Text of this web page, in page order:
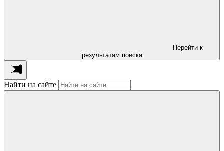
Перейти к
результатам поиска
Найти на сайте